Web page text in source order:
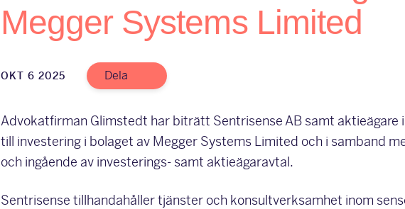
Megger Systems Limited
OKT 6 2025 Dela
Advokatfirman Glimstedt har biträtt Sentrisense AB samt aktieägare
till investering i bolaget av Megger Systems Limited och i samband
och ingående av investerings- samt aktieägaravtal.
Sentrisense tillhandahåller tjänster och konsultverksamhet inom